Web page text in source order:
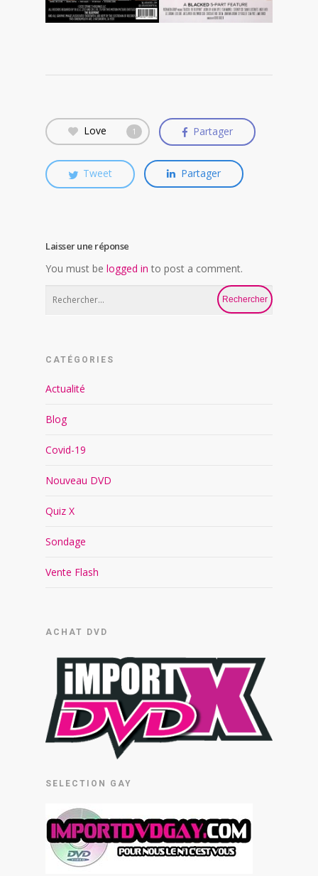
Love 1 Partager
Tweet Partager
Laisser une réponse
You must be logged in to post a comment.
CATÉGORIES
Actualité
Blog
Covid-19
Nouveau DVD
Quiz X
Sondage
Vente Flash
ACHAT DVD
SELECTION GAY